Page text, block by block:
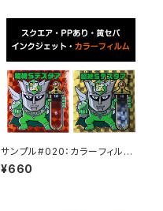
サンプル#020：カラーフィルム /
インクジェット2枚セット
¥660